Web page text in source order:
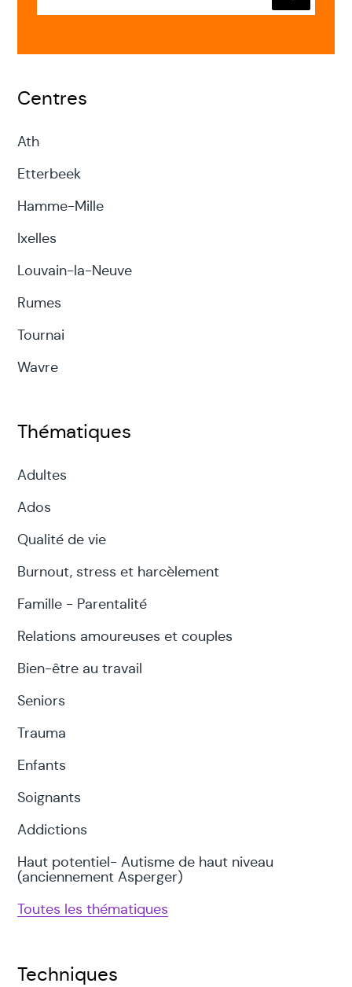
Centres
Ath
Etterbeek
Hamme-Mille
Ixelles
Louvain-la-Neuve
Rumes
Tournai
Wavre
Thématiques
Adultes
Ados
Qualité de vie
Burnout, stress et harcèlement
Famille - Parentalité
Relations amoureuses et couples
Bien-être au travail
Seniors
Trauma
Enfants
Soignants
Addictions
Haut potentiel- Autisme de haut niveau
(anciennement Asperger)
Toutes les thématiques
Techniques